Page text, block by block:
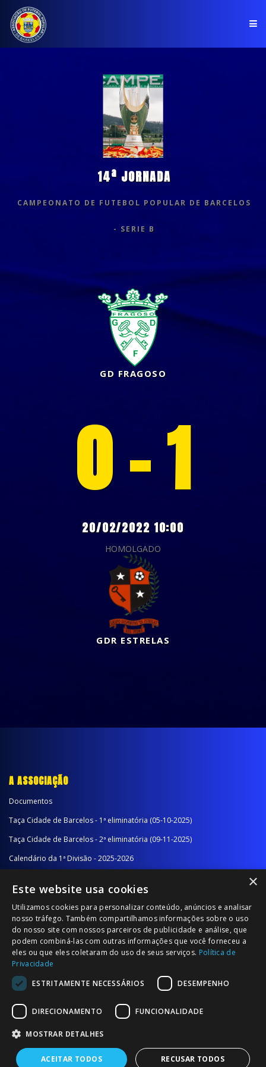
CLUBES
14ª JORNADA
CAMPEONATO DE FUTEBOL POPULAR DE BARCELOS
- SERIE B
GD FRAGOSO
0 - 1
20/02/2022 10:00
HOMOLGADO
GDR ESTRELAS
A ASSOCIAÇÃO
Documentos
Taça Cidade de Barcelos - 1ª eliminatória (05-10-2025)
Taça Cidade de Barcelos - 2ª eliminatória (09-11-2025)
Calendário da 1ª Divisão - 2025-2026
Calendário da 2ª Divisão - Série B - 2025-2026
Calendário da Época
NOTÍCIAS/COMUNICADOS
Notícias
Comunicados
© 2026 Associação Futebol Popular Barcelos
×
Este website usa cookies
Utilizamos cookies para personalizar conteúdo, anúncios e analisar
nosso tráfego. Também compartilhamos informações sobre o uso
do nosso site com nossos parceiros de publicidade e análise, que
podem combiná-las com outras informações que você forneceu a
eles ou que eles coletaram do uso de seus serviços. Política de
Privacidade
ESTRITAMENTE NECESSÁRIOS
DESEMPENHO
DIRECIONAMENTO FUNCIONALIDADE
MOSTRAR DETALHES
ACEITAR TODOS RECUSAR TODOS